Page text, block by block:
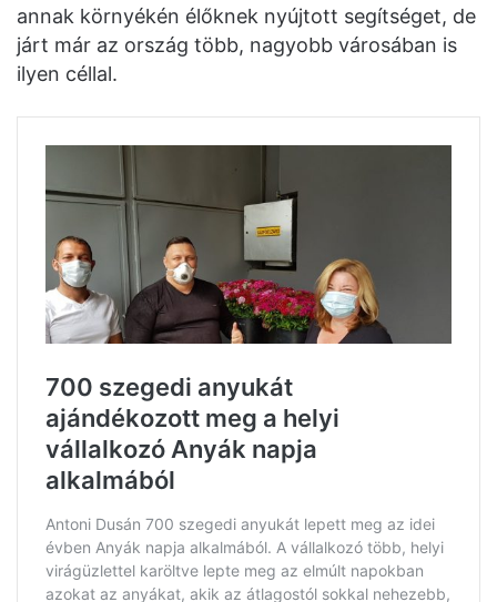
annak környékén élőknek nyújtott segítséget, de
járt már az ország több, nagyobb városában is
ilyen céllal.